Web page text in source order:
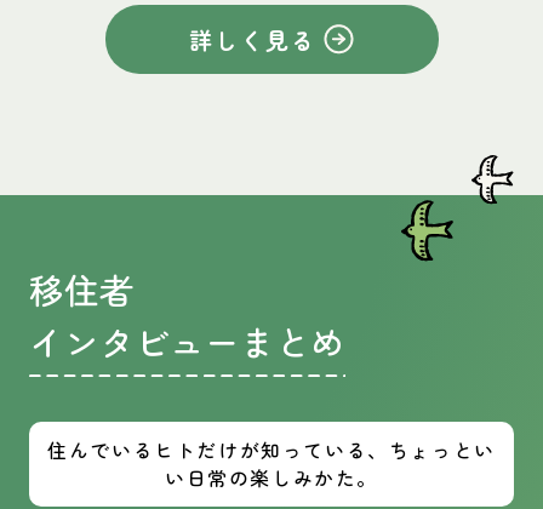
詳しく見る
移住者
インタビューまとめ
住んでいるヒトだけが知っている、ちょっとい
い日常の楽しみかた。